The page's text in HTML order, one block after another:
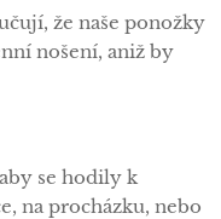
že naše ponožky
nošení, aniž by
se hodily k
na procházku, nebo